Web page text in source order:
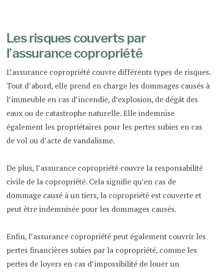
Les risques couverts par
l’assurance copropriété
L’assurance copropriété couvre différents types de risques.
Tout d’abord, elle prend en charge les dommages causés à
l’immeuble en cas d’incendie, d’explosion, de dégât des
eaux ou de catastrophe naturelle. Elle indemnise
également les propriétaires pour les pertes subies en cas
de vol ou d’acte de vandalisme.
De plus, l’assurance copropriété couvre la responsabilité
civile de la copropriété. Cela signifie qu’en cas de
dommage causé à un tiers, la copropriété est couverte et
peut être indemnisée pour les dommages causés.
Enfin, l’assurance copropriété peut également couvrir les
pertes financières subies par la copropriété, comme les
pertes de loyers en cas d’impossibilité de louer un